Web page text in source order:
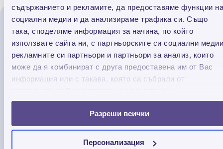
съдържанието и рекламите, да предоставяме функции на
социални медии и да анализираме трафика си. Също
така, споделяме информация за начина, по който
използвате сайта ни, с партньорските си социални
рекламните си партньори и партньори за анализ, които
може да я комбинират с друга предоставена им от Вас
информация или с такава, която са събрали от
Разреши всички
Персонализация
Прочети още